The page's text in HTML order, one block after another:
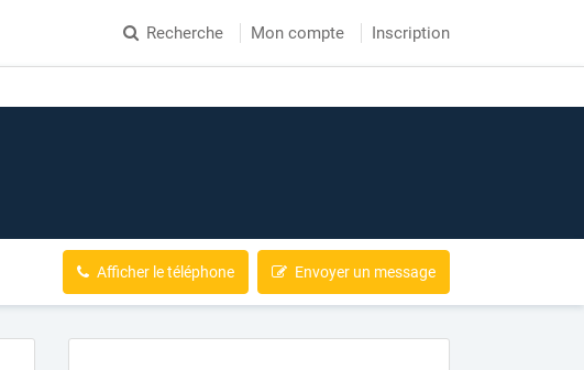
Recherche Mon compte Inscription
Afficher le téléphone Envoyer un message